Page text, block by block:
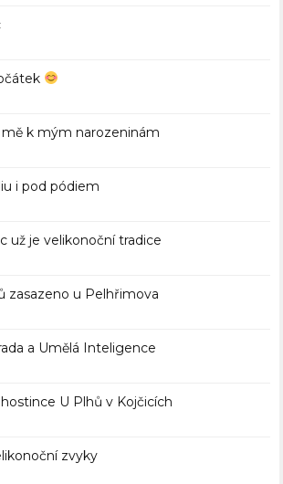
mě k mým narozeninám
i pod pódiem
už je velikonoční tradice
zasazeno u Pelhřimova
a Umělá Inteligence
U Plhů v Kojčicích
zvyky